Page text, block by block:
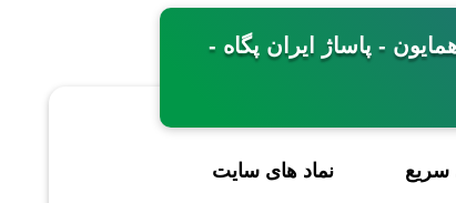
خیابان باب همایون - پاساژ ایران پگاه -
نماد های سایت